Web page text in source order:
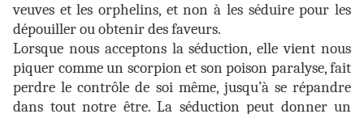
veuves et les orphelins, et non à les séduire pour les
dépouiller ou obtenir des faveurs.
Lorsque nous acceptons la séduction, elle vient nous
piquer comme un scorpion et son poison paralyse, fait
perdre le contrôle de soi même, jusqu’à se répandre
dans tout notre être. La séduction peut donner un